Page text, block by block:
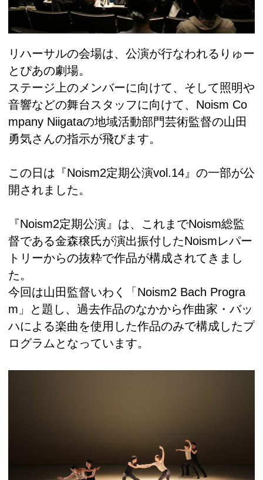
リハーサルの会場は、公演が行なわれるりゅー
とぴあの劇場。
ステージ上のメンバーに向けて、そして照明や
音響などの舞台スタッフに向けて、Noism Co
mpany Niigataの地域活動部門芸術監督の山田
勇気さんの指示が飛びます。
この日は『Noism2定期公演vol.14』の一部が公
開されました。
『Noism2定期公演』は、これまでNoism総監
督である金森穣氏が演出振付したNoismレパー
トリーからの抜粋で作品が構成されてきまし
た。
今回は山田監督いわく「Noism2 Bach Progra
m」と題し、過去作品のなかから作曲家・バッ
ハによる楽曲を使用した作品のみで構成したプ
ログラムとなっています。